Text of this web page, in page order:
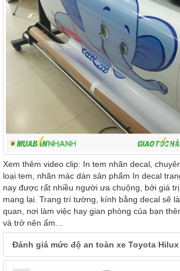
Xem thêm video clip: In tem nhãn decal,
loại tem, nhãn mác dán sản phẩm In decal
nay được rất nhiều người ưa chuộng, bởi giá
mang lại. Trang trí tường, kính bằng decal sẽ
quan, nơi làm việc hay gian phòng của bạn
và trở nên ấm...
Đánh giá mức độ an toàn xe Toyota Hilux